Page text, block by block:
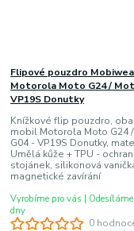
0
Flipové pouzdro
Motorola Moto G24 /
VP19S Donutky
Knížkové flip pouzdro,
mobil Motorola Moto G24
G04 - VP19S Donutky,
Umělá kůže + TPU -
stojánek, silikonová
magnetické zavírání
Vyrobíme pro vás |
dny